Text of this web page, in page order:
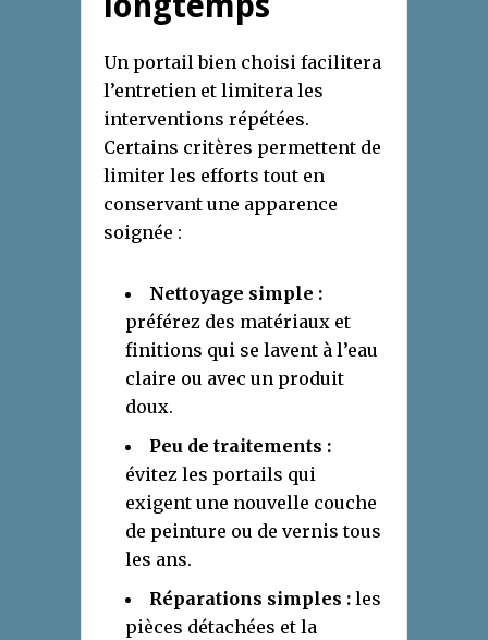
Un portail bien choisi facilitera
l’entretien et limitera les
interventions répétées.
Certains critères permettent de
limiter les efforts tout en
conservant une apparence
soignée :
Nettoyage simple :
préférez des matériaux et
finitions qui se lavent à l’eau
claire ou avec un produit
doux.
Peu de traitements :
évitez les portails qui
exigent une nouvelle couche
de peinture ou de vernis tous
les ans.
Réparations simples : les
pièces détachées et la